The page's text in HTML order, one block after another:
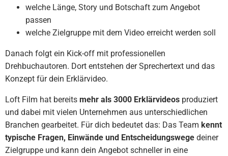
welche Länge, Story und Botschaft zum Angebot
passen
welche Zielgruppe mit dem Video erreicht werden soll
Danach folgt ein Kick-off mit professionellen
Drehbuchautoren. Dort entstehen der Sprechertext und das
Konzept für dein Erklärvideo.
Loft Film hat bereits mehr als 3000 Erklärvideos produziert
und dabei mit vielen Unternehmen aus unterschiedlichen
Branchen gearbeitet. Für dich bedeutet das: Das Team kennt
typische Fragen, Einwände und Entscheidungswege deiner
Zielgruppe und kann dein Angebot schneller in eine